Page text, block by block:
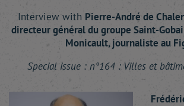
Interview with Pierre-André de
directeur général du groupe Saint-
Monicault, journaliste au
Special issue : n°164 : Villes et